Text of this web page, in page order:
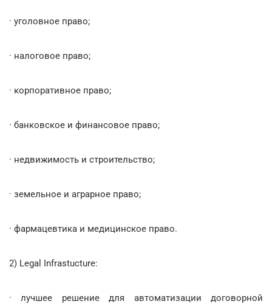
· уголовное право;
· налоговое право;
· корпоративное право;
· банковское и финансовое право;
· недвижимость и строительство;
· земельное и аграрное право;
· фармацевтика и медицинское право.
2) Legal Infrastucture:
· лучшее решение для автоматизации договорной